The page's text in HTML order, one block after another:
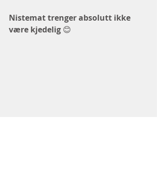
Nistemat trenger absolutt ikke
være kjedelig 😊